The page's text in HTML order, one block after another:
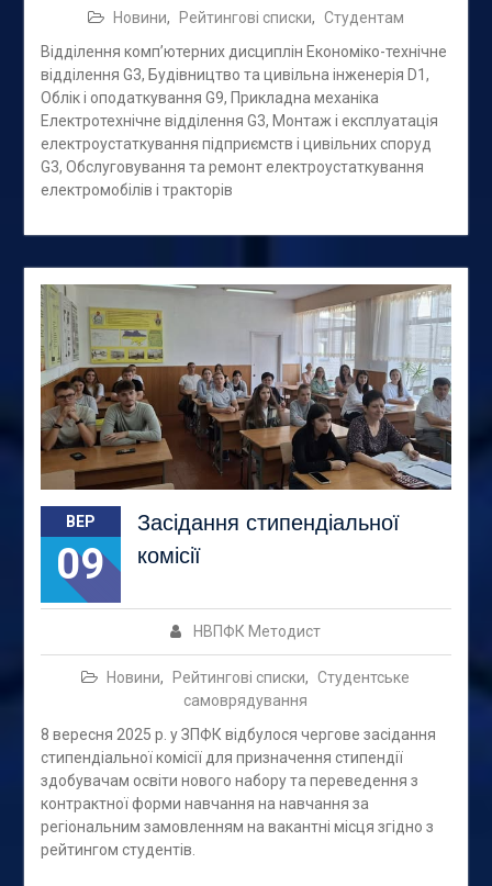
Новини, Рейтингові списки, Студентам
Відділення комп’ютерних дисциплін Економіко-технічне
відділення G3, Будівництво та цивільна інженерія D1,
Облік і оподаткування G9, Прикладна механіка
Електротехнічне відділення G3, Монтаж і експлуатація
електроустаткування підприємств і цивільних споруд
G3, Обслуговування та ремонт електроустаткування
електромобілів і тракторів
ВЕР
09
Засідання стипендіальної
комісії
НВПФК Методист
Новини, Рейтингові списки, Студентське
самоврядування
8 вересня 2025 р. у ЗПФК відбулося чергове засідання
стипендіальної комісії для призначення стипендії
здобувачам освіти нового набору та переведення з
контрактної форми навчання на навчання за
регіональним замовленням на вакантні місця згідно з
рейтингом студентів.